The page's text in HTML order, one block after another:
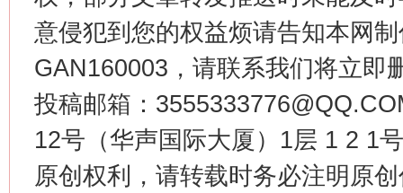
意侵犯到您的权益烦请告知本网
GAN160003，请联系我们将立即
投稿邮箱：
12号（华声国际大厦）1层 1 2 1
原创权利，请转载时务必注明原
在谋一域中谋全局
今